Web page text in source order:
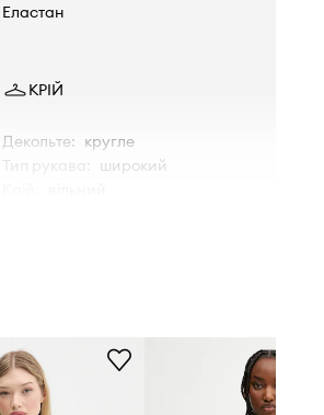
Еластан
КРІЙ
Декольте: кругле
Тип рукава
широкий
товару, представленого на
моделі - S
Стандартна розмірна сітка